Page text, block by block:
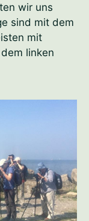
wir uns
sind mit dem
mit
linken